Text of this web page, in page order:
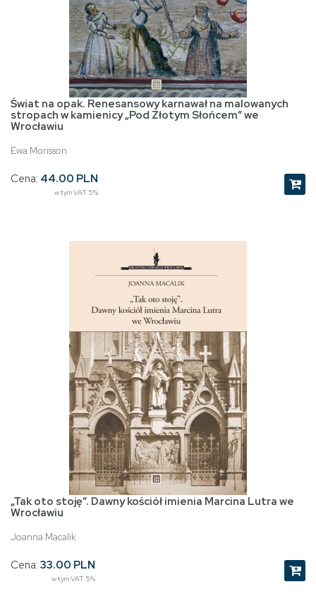
Świat na opak. Renesansowy karnawał na malowanych
stropach w kamienicy „Pod Złotym Słońcem” we
Wrocławiu
Ewa Morisson
Cena: 44.00 PLN
w tym VAT 5%
„Tak oto stoję”. Dawny kościół imienia Marcina Lutra we
Wrocławiu
Joanna Macalik
Cena: 33.00 PLN
w tym VAT 5%